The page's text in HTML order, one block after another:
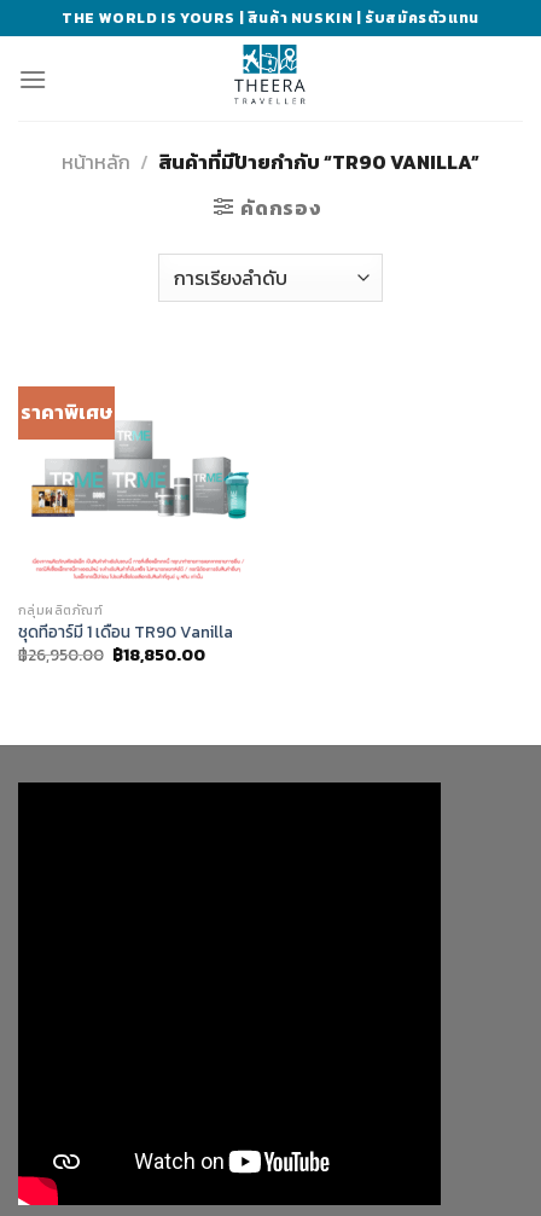
to
content
THE WORLD IS YOURS | สินค้า NUSKIN | รับสมัครตัวแทน
หน้าหลัก / สินค้าที่มีป้ายกำกับ “TR90 VANILLA”
คัดกรอง
ราคาพิเศษ
กลุ่มผลิตภัณฑ์
ชุดทีอาร์มี 1 เดือน TR90 Vanilla
฿26,950.00 Original
price
฿18,850.00Current